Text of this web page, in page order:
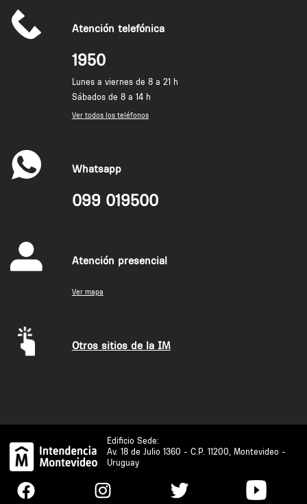
Atención telefónica
1950
Lunes a viernes de 8 a 21 h
Sábados de 8 a 14 h
Ver todos los teléfonos
Whatsapp
099 019500
Atención presencial
Ver mapa
Otros sitios de la IM
Edificio Sede:
Av. 18 de Julio 1360 - C.P. 11200, Montevideo -
Uruguay